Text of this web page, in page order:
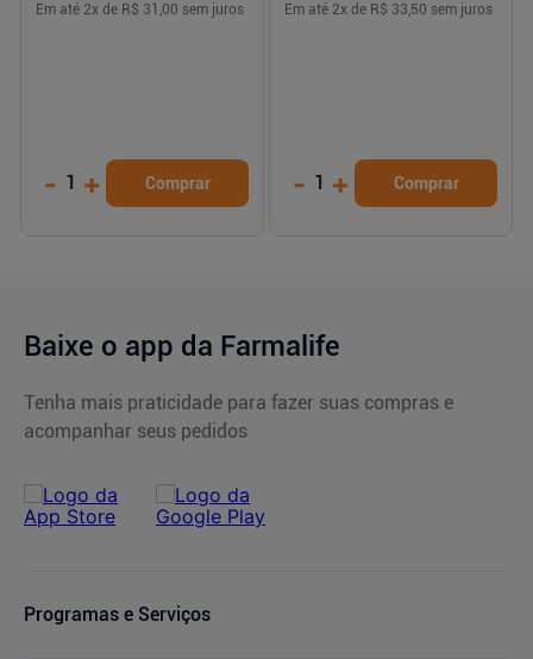
Em até 2x de R$ 31,00 sem juros
- 1 + Comprar
Em até 2x de R$ 33,50 sem juros
- 1 + Comprar
Baixe o app da Farmalife
Tenha mais praticidade para fazer suas compras e
acompanhar seus pedidos
Programas e Serviços